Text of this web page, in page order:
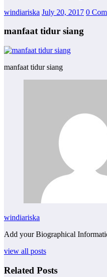
windiariska July 20, 2017 0
manfaat tidur siang
manfaat tidur siang
windiariska
Add your Biographical
view all posts
Related Posts